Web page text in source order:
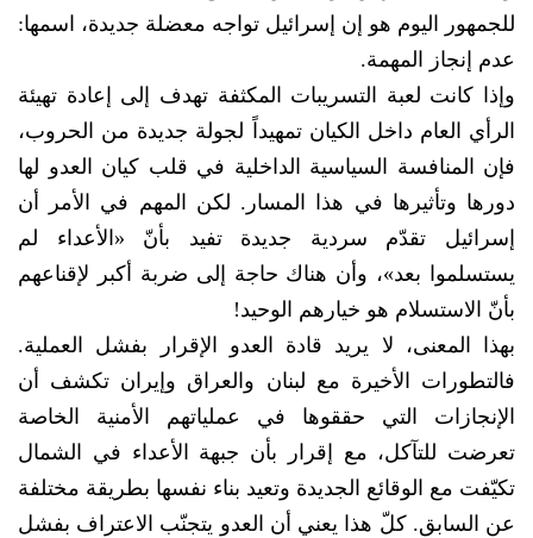
للجمهور اليوم هو إن إسرائيل تواجه معضلة جديدة، اسمها:
عدم إنجاز المهمة.
وإذا كانت لعبة التسريبات المكثفة تهدف إلى إعادة تهيئة
الرأي العام داخل الكيان تمهيداً لجولة جديدة من الحروب،
فإن المنافسة السياسية الداخلية في قلب كيان العدو لها
دورها وتأثيرها في هذا المسار. لكن المهم في الأمر أن
إسرائيل تقدّم سردية جديدة تفيد بأنّ «الأعداء لم
يستسلموا بعد»، وأن هناك حاجة إلى ضربة أكبر لإقناعهم
بأنّ الاستسلام هو خيارهم الوحيد!
بهذا المعنى، لا يريد قادة العدو الإقرار بفشل العملية.
فالتطورات الأخيرة مع لبنان والعراق وإيران تكشف أن
الإنجازات التي حققوها في عملياتهم الأمنية الخاصة
تعرضت للتآكل، مع إقرار بأن جبهة الأعداء في الشمال
تكيّفت مع الوقائع الجديدة وتعيد بناء نفسها بطريقة مختلفة
عن السابق. كلّ هذا يعني أن العدو يتجنّب الاعتراف بفشل